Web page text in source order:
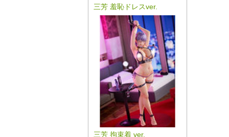
三芳 羞恥ドレスver.
三芳 拘束着 ver.